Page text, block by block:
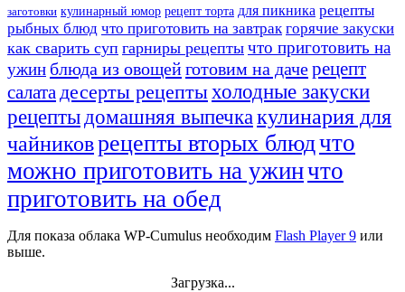
заготовки кулинарный юмор рецепт торта для пикника рецепты
рыбных блюд что приготовить на завтрак горячие закуски
как сварить суп гарниры рецепты что приготовить на
ужин блюда из овощейготовим на дачерецепт
салата десерты рецептыхолодные закуски
рецепты домашняя выпечкакулинария для
чайниковрецепты вторых блюдчто
можно приготовить на ужинчто
приготовить на обед
Для показа облака WP-Cumulus необходим Flash Player 9 или
выше.
Загрузка...